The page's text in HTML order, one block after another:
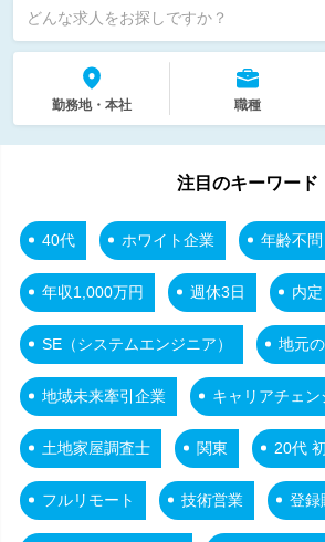
どんな求人をお探しですか？
勤務地・本社 職種
注目のキーワード
40代 ホワイト企業 年齢不問
年収1,000万円 週休3日 内
SE（システムエンジニア） 地元
地域未来牽引企業 キャリアチェン
土地家屋調査士 関東 20代
フルリモート 技術営業 登録